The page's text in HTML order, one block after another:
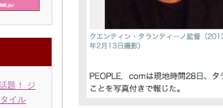
題！ ジ
イル